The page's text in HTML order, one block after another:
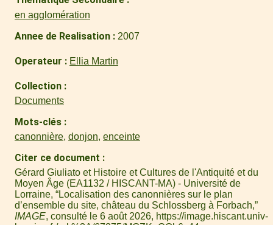
en agglomération
Annee de Realisation 2007
Operateur Ellia Martin
Collection
Documents
Mots-clés
canonnière, donjon, enceinte
Citer ce document
Gérard Giuliato et Histoire et Cultures de l'Antiquité et du
Moyen Âge (EA1132 / HISCANT-MA) - Université de
Lorraine, “Localisation des canonnières sur le plan
d’ensemble du site, château du Schlossberg à Forbach,”
IMAGE, consulté le 6 août 2026, https://image.hiscant.univ-